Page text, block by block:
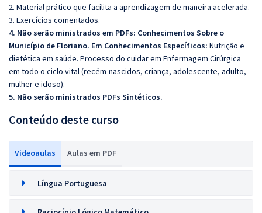
2. Material prático que facilita a aprendizagem de maneira acelerada.
3. Exercícios comentados.
4. Não serão ministrados em PDFs: Conhecimentos Sobre o
Município de Floriano. Em Conhecimentos Específicos: Nutrição e
dietética em saúde. Processo do cuidar em Enfermagem Cirúrgica
em todo o ciclo vital (recém-nascidos, criança, adolescente, adulto,
mulher e idoso).
5. Não serão ministrados PDFs Sintéticos.
Conteúdo deste curso
Videoaulas Aulas em PDF
Língua Portuguesa